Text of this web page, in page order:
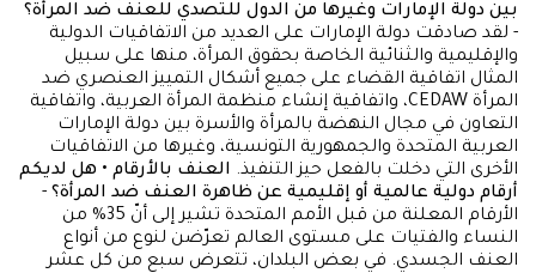
بين دولة الإمارات وغيرها من الدول للتصدي للعنف ضد المرأة؟
- لقد صادقت دولة الإمارات على العديد من الاتفاقيات الدولية
والإقليمية والثنائية الخاصة بحقوق المرأة، منها على سبيل
المثال اتفاقية القضاء على جميع أشكال التمييز العنصري ضد
المرأة CEDAW، واتفاقية إنشاء منظمة المرأة العربية، واتفاقية
التعاون في مجال النهضة بالمرأة والأسرة بين دولة الإمارات
العربية المتحدة والجمهورية التونسية، وغيرها من الاتفاقيات
الأخرى التي دخلت بالفعل حيز التنفيذ. العنف بالأرقام • هل لديكم
أرقام دولية عالمية أو إقليمية عن ظاهرة العنف ضد المرأة؟ -
الأرقام المعلنة من قبل الأمم المتحدة تشير إلى أنّ 35% من
النساء والفتيات على مستوى العالم تعرّضن لنوع من أنواع
العنف الجسدي. في بعض البلدان، تتعرض سبع من كل عشر